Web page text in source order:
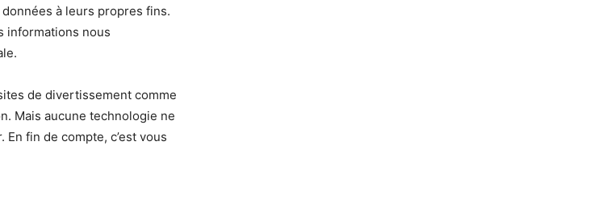
à leurs propres fins.
informations nous
de divertissement comme
Mais aucune technologie ne
fin de compte, c’est vous